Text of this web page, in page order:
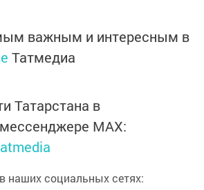
важным и интересным в
Татмедиа
Татарстана в
MАХ:
наших социальных сетях: